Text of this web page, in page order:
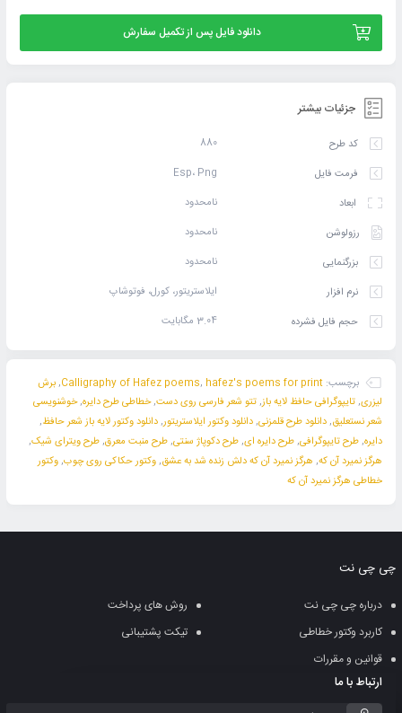
دانلود فایل پس از تکمیل سفارش
جزئیات بیشتر
کد طرح
880
فرمت فایل
Esp، Png
ابعاد
نامحدود
رزولوشن
نامحدود
بزرگنمایی
نامحدود
نرم افزار
ایلاستریتور، کورل، فوتوشاپ
حجم فایل فشرده
3.04 مگابایت
برچسب: Calligraphy of Hafez poems, hafez's poems for print
,برش
لیزری,تایپوگرافی حافظ لایه باز,تتو شعر فارسی روی دست,خطاطی طرح دایره,خوشنویسی
شعر نستعلیق,دانلود طرح قلمزنی,دانلود وکتور ایلاستریتور,دانلود وکتور لایه باز شعر حافظ,
دایره,طرح تایپوگرافی,طرح دایره ای,طرح دکوپاژ سنتی,طرح منبت معرق,طرح ویترای شیک,
هرگز نمیرد آن که, هرگز نمیرد آن که دلش زنده شد به عشق,وکتور حکاکی روی چوب,وکتور
خطاطی هرگز نمیرد آن که
چی چی نت
درباره چی چی نت
روش های پرداخت
کاربرد وکتور خطاطی
تیکت پشتیبانی
قوانین و مقررات
ارتباط با ما